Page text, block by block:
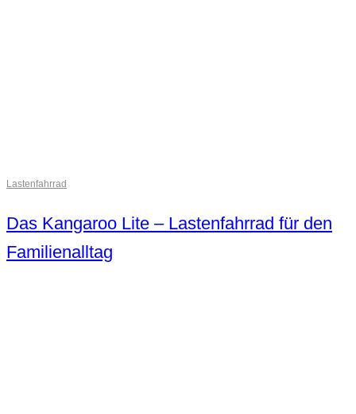
Lastenfahrrad
Das Kangaroo Lite – Lastenfahrrad für den
Familienalltag